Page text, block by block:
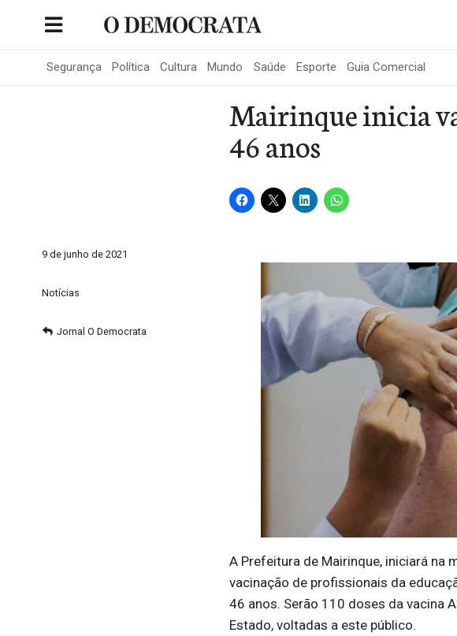
Segurança Política Cultura Mundo Saúde Esporte Guia Comercial
Mairinque inicia
46 anos
9 de junho de 2021
Notícias
Jornal O Democrata
A Prefeitura de Mairinque, iniciará na
vacinação de profissionais da
46 anos. Serão 110 doses da vacina
Estado, voltadas a este público.